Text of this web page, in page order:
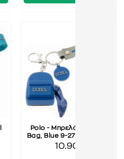
Polo - Μπρελόκ Original
Bag, Blue 9-27-005-5200
10.90€